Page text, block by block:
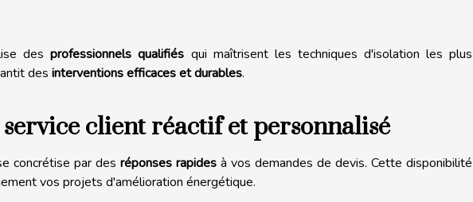
desprofessionnels qualifiés qui maîtrisent les techniques d'isolation les plus
des interventions efficaces et durables.
client réactif et personnalisé
concrétise par des réponses rapides à vos demandes de devis. Cette disponibilité
vos projets d'amélioration énergétique.